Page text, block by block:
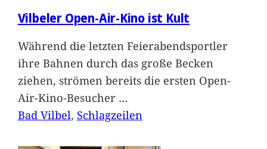
Vilbeler Open-Air-Kino ist Kult
Während die letzten Feierabendsportler
ihre Bahnen durch das große Becken
ziehen, strömen bereits die ersten Open-
Air-Kino-Besucher …
Bad Vilbel, Schlagzeilen